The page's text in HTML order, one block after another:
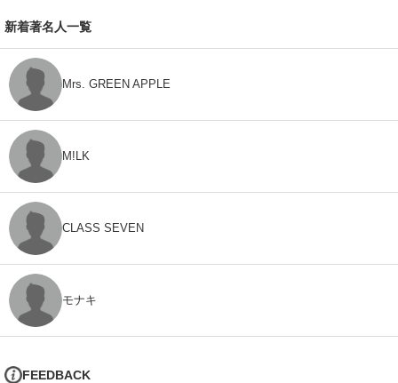
新着著名人一覧
Mrs. GREEN APPLE
M!LK
CLASS SEVEN
モナキ
FEEDBACK